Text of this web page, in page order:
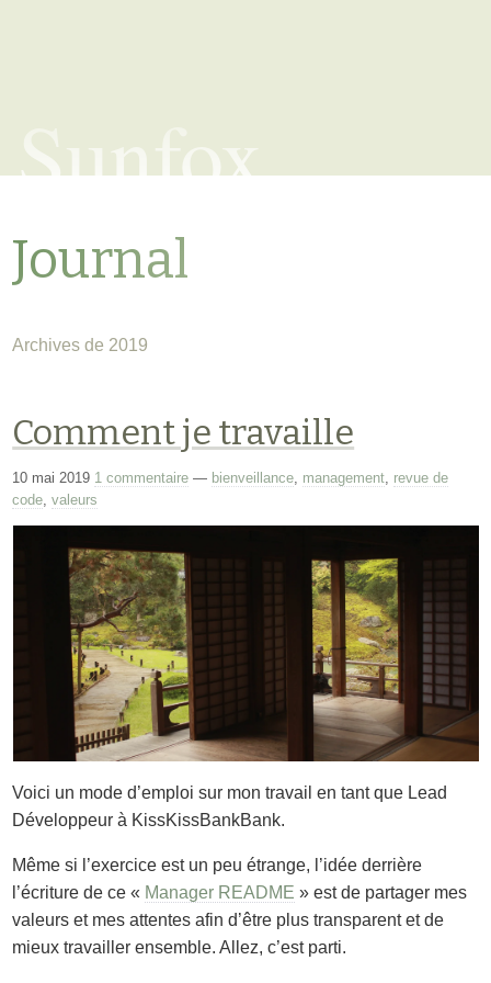
Sunfox
Journal
Archives de 2019
Comment je travaille
10 mai 2019 1 commentaire — bienveillance management revue de
code ,valeurs
Voici un mode d’emploi sur mon travail en tant que Lead
Développeur à KissKissBankBank.
Même si l’exercice est un peu étrange, l’idée derrière
l’écriture de ce « Manager README » est de partager mes
valeurs et mes attentes afin d’être plus transparent et de
mieux travailler ensemble. Allez, c’est parti.